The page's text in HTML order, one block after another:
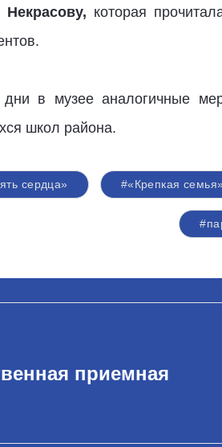
Некрасову, которая
в музее аналогичные
школ района.
сердца» #«Крепкая
приемная